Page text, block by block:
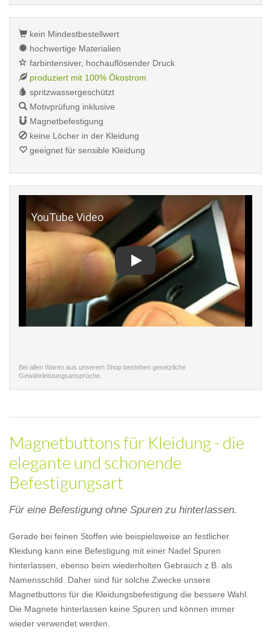
kein Mindestbestellwert
hochwertige Materialien
farbintensiver, hochauflösender Druck
produziert mit 100% Ökostrom
spritzwassergeschützt
Motivprüfung inklusive
Magnetbefestigung
keine Löcher in der Kleidung
geeignet für sensible Kleidung
Bei allen Waren aus unserem Shop bestehen gesetzliche
Gewährleistungsansprüche.
Magnetbuttons für Kleidung - die
elegante und schonende
Befestigungsart
Für eine Befestigung ohne Spuren zu hinterlassen.
Gerade bei feinen Stoffen wie beispielsweise an festlicher
Kleidung kann eine Befestigung mit einer Nadel Spuren
hinterlassen, ebenso beim wiederholten Gebrauch z.B. als
Namensschild. Daher sind für solche Zwecke unsere
Magnetbuttons für die Kleidungsbefestigung die bessere Wahl.
Die Magnete hinterlassen keine Spuren und können immer
wieder verwendet werden.